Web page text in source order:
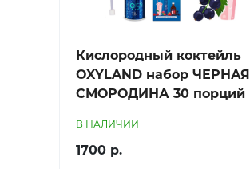
Кислородный коктейль
OXYLAND набор ЧЕРНАЯ
СМОРОДИНА 30 порций
В НАЛИЧИИ
1700 р.